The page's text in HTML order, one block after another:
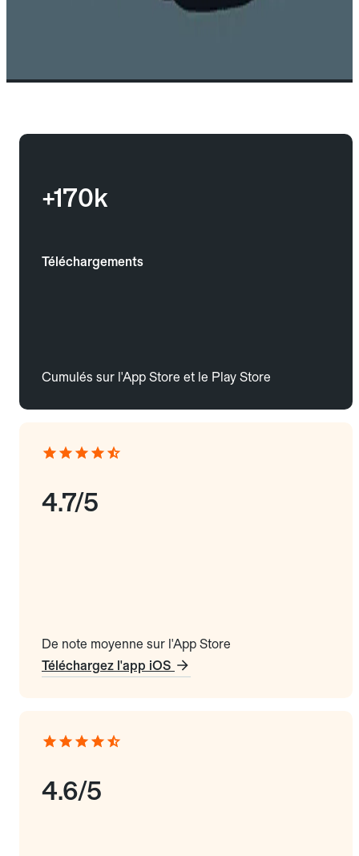
+170k
Téléchargements
Cumulés sur l'App Store et le Play Store
4.7/5
De note moyenne sur l'App Store
Téléchargez l'app iOS
4.6/5